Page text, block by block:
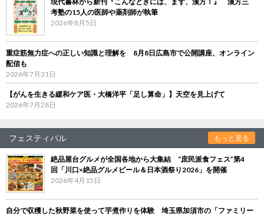
考塾の15人の医師や薬剤師が執筆
2026年8月5日
重症筋無力症への正しい知識と理解を 8月8日広島市で公開講座、オンライン
配信も
2026年7月31日
【がんを生きる緩和ケア医・大橋洋平「足し算命」】天空を見上げて
2026年7月28日
フェスティバル もっと見る
絶品屋台グルメが全国各地から大集結 “庶民派食フェス”第4
回「川口×絶品グルメビール＆日本酒祭り2026」を開催
2026年4月15日
自分で収穫した秋野菜を使って芋煮作りを体験 埼玉県加須市の「ファミリー